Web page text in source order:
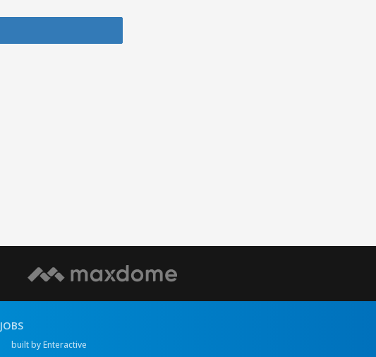
JOBS
built by Enteractive